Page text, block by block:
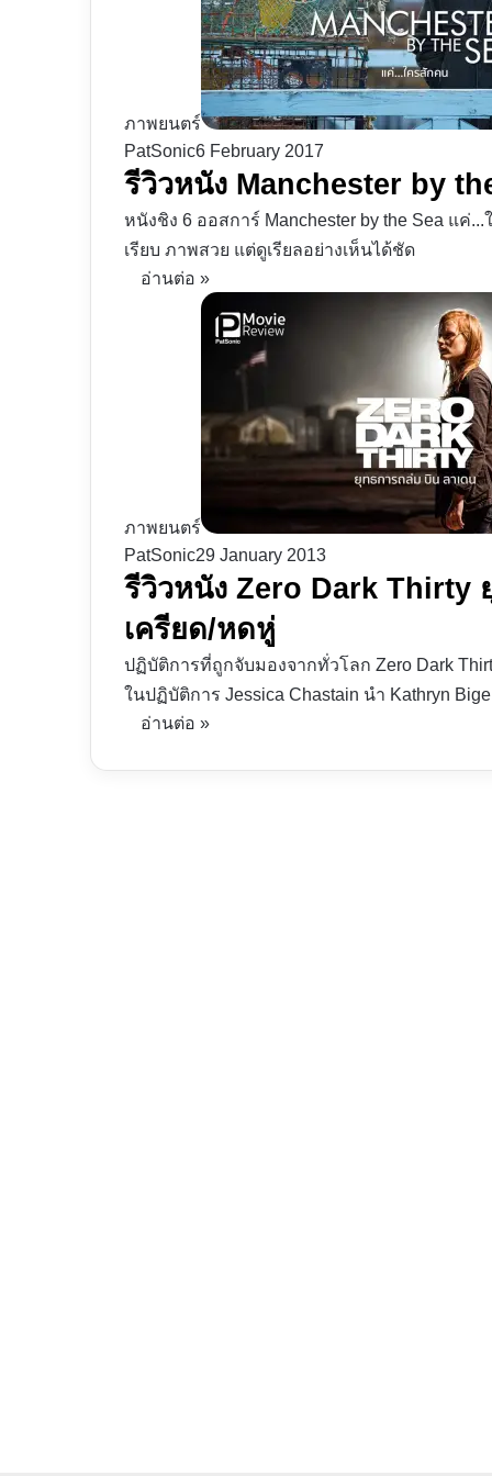
ภาพยนตร์
PatSonic6 February 2017
รีวิวหนัง Manchester by
หนังชิง 6 ออสการ์ Manchester by the Sea แค่
เรียบ ภาพสวย แต่ดูเรียลอย่างเห็นได้ชัด
อ่านต่อ »
ภาพยนตร์
PatSonic29 January 2013
รีวิวหนัง Zero Dark Thirty
เครียด/หดหู่
ปฏิบัติการที่ถูกจับมองจากทั่วโลก Zero Dark
ในปฏิบัติการ Jessica Chastain นำ Kathryn
อ่านต่อ »